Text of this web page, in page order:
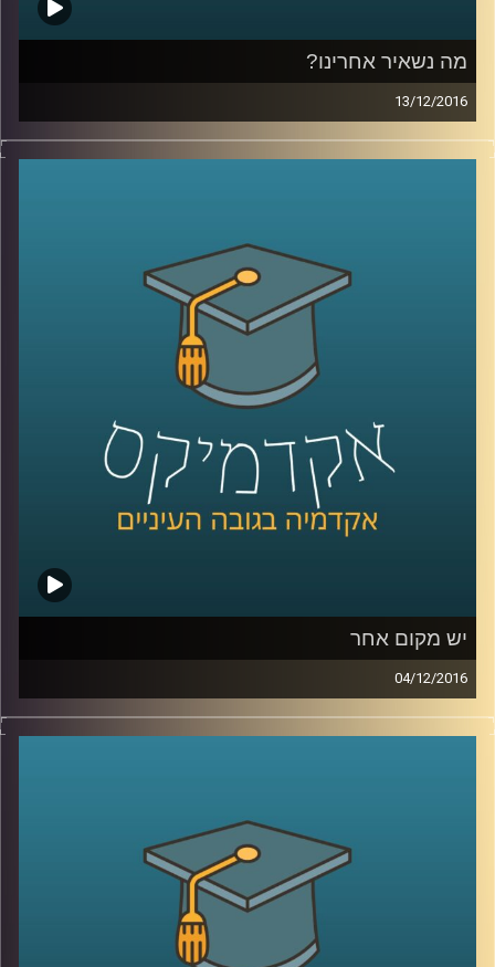
מה נשאיר אחרינו?
13/12/2016
דיני הירושה בישראל מכבדים את רצונו של
שמגדיר אותם החוק, וכנראה גם הנורמות של
רובנו. מקרים של הדרת יורשים מעלים שאלות
מוסריות, משפחתיות, שאלות על חינוך החברה
לערכים מסוימים. דוקטור רונן קריטנשטיין
מסביר על הדין הישראלי לעומת הדין
האמריקאי, האירופי והעברי.
קרדיט תמונות:AudioVersity
יש מקום אחר
04/12/2016
בעקבות שינויים באופי ההגירה בין המאה ה-20
המדינות ומנהיגיהן להגדיר מה בעצם מאחד את
אזרחי המדינה, ובמילים אחרות: מהי צרפתיות,
מהי גרמניות, מהי בריטיות. דוקטור ליאב אורגד
החל לחקור את נושא ההגירה על מורכבויותיו
עוד כשלא היה פופולרי. היום הידע בתחום